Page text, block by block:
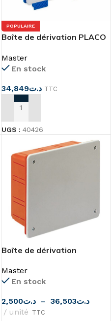
POPULAIRE
Boîte de dérivation PLACO
Master
En stock
د.ت34,849 TTC
AJOUTER AU PANIER
UGS : 40426
Boîte de dérivation
Master
Master
En stock
د.ت2,500 – د.ت36,503
unité TTC